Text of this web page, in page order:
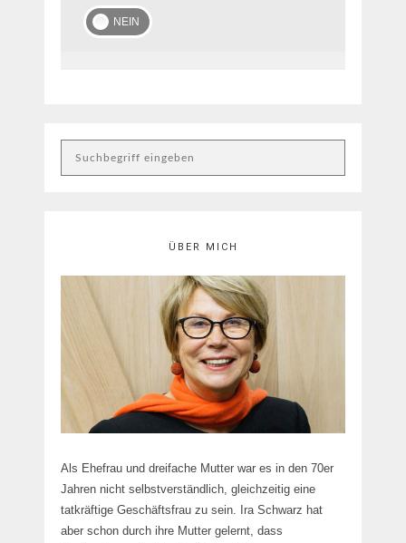
ÜBER MICH
Als Ehefrau und dreifache Mutter war es in den 70er
Jahren nicht selbstverständlich, gleichzeitig eine
tatkräftige Geschäftsfrau zu sein. Ira Schwarz hat
aber schon durch ihre Mutter gelernt, dass